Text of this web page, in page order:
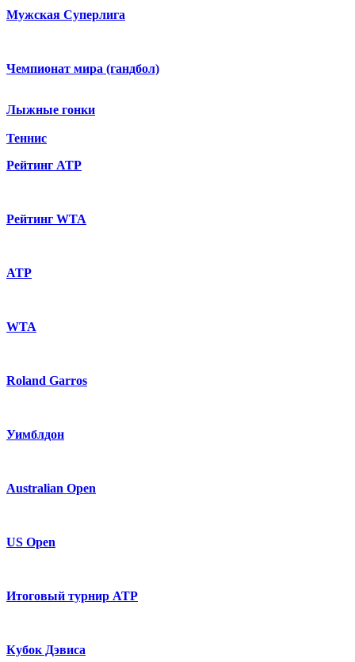
Мужская Суперлига
Чемпионат мира (гандбол)
Лыжные гонки
Теннис
Рейтинг ATP
Рейтинг WTA
ATP
WTA
Roland Garros
Уимблдон
Australian Open
US Open
Итоговый турнир ATP
Кубок Дэвиса